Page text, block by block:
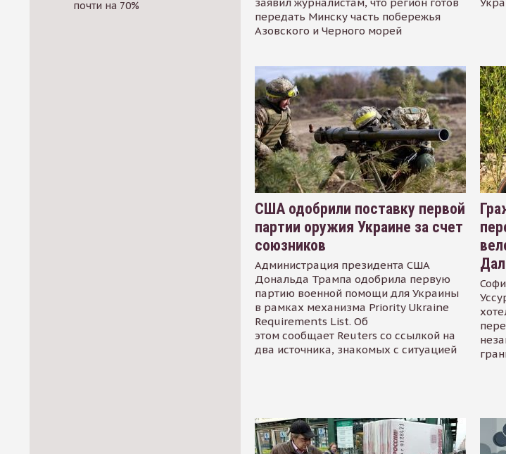
почти на 70%
передать Минску часть побережья
Азовского и Черного морей
США одобрили поставку первой
партии оружия Украине за счет
союзников
Администрация президента США
Дональда Трампа одобрила первую
партию военной помощи для Украины
в рамках механизма Priority Ukraine
Requirements List. Об
этом сообщает Reuters со ссылкой на
два источника, знакомых с ситуацией